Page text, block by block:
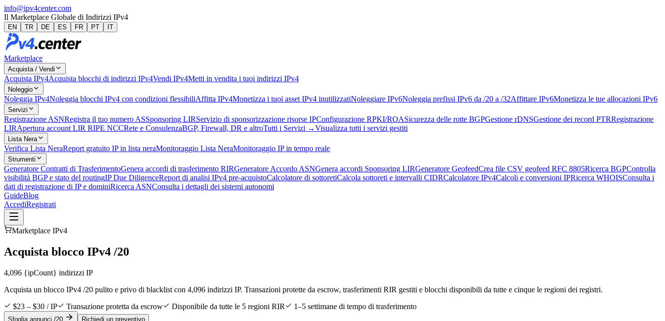
info@ipv4center.com
Il Marketplace Globale di Indirizzi IPv4
EN TR DE ES FR PT IT
Marketplace
Acquista / Vendi
Acquista IPv4Acquista blocchi di indirizzi IPv4Vendi IPv4Metti in vendita i tuoi indirizzi IPv4
Noleggio
Noleggia IPv4Noleggia blocchi IPv4 con condizioni flessibiliAffitta IPv4Monetizza i tuoi asset IPv4 inutilizzatiNoleggiare IPv6Noleggia prefissi IPv6 da /20 a /32Affittare IPv6Monetizza le tue allocazioni IPv6
Servizi
Registrazione ASNRegistra il tuo numero ASSponsoring LIRServizio di sponsorizzazione risorse IPConfigurazione RPKI/ROASicurezza delle rotte BGPGestione rDNSGestione dei record PTRRegistrazione
LIRApertura account LIR RIPE NCCRete e ConsulenzaBGP, Firewall, DR e altroTutti i Servizi →Visualizza tutti i servizi gestiti
Lista Nera
Verifica Lista NeraReport gratuito IP in lista neraMonitoraggio Lista NeraMonitoraggio IP in tempo reale
Strumenti
Generatore Contratti di TrasferimentoGenera accordi di trasferimento RIRGeneratore Accordo ASNGenera accordi Sponsoring LIRGeneratore GeofeedCrea file CSV geofeed RFC 8805Ricerca BGPControlla
visibilità BGP e stato del routingIP Due DiligenceReport di analisi IPv4 pre-acquistoCalcolatore di sottoretiCalcola sottoreti e intervalli CIDRCalcolatore IPv4Calcoli e conversioni IPRicerca WHOISConsulta i
dati di registrazione di IP e dominiRicerca ASNConsulta i dettagli dei sistemi autonomi
GuideBlog
AccediRegistrati
Marketplace IPv4
Acquista blocco IPv4 /20
4,096 {ipCount} indirizzi IP
Acquista un blocco IPv4 /20 pulito e privo di blacklist con 4,096 indirizzi IP. Transazioni protette da escrow, trasferimenti RIR gestiti e blocchi disponibili da tutte e cinque le regioni dei registri.
$23 – $30 / IP
Transazione protetta da escrow Disponibile da tutte le 5 regioni RIR 1–5 settimane di tempo di trasferimento
Sfoglia annunci /20 Richiedi un preventivo